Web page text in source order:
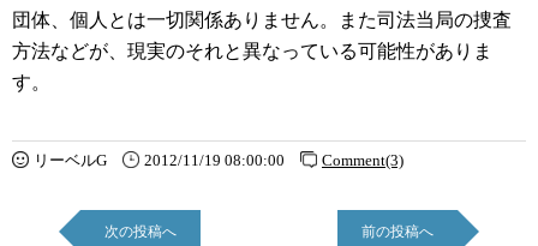
団体、個人とは一切関係ありません。また司法当局の捜査
方法などが、現実のそれと異なっている可能性がありま
す。
リーベルG 2012/11/19 08:00:00 Comment(3)
次の投稿へ 前の投稿へ